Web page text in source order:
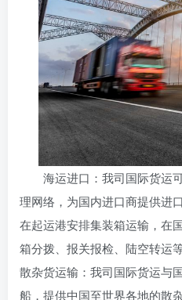
海运进口：我司国际货运
理网络，为国内进口商提供进
在起运港安排集装箱运输，在
箱分拨、报关报检、陆空转运等
散杂货运输：我司国际货运与
船，提供中国至世界各地的散